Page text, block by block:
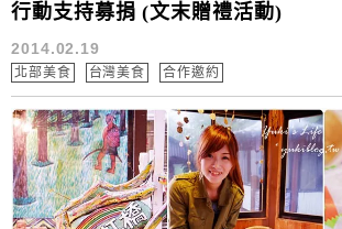
行動支持募捐 (文末贈禮活動)
2014.02.19
北部美食 台灣美食 合作邀約